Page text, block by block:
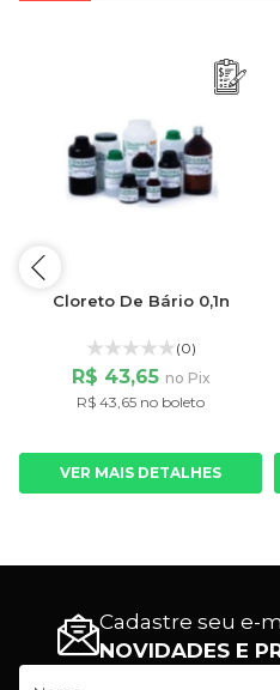
Cloreto De Bário 0,1n
(0)
R$ 43,65 no Pix
R$ 43,65 no boleto
VER MAIS DETALHES
Cadastre seu e-
NOVIDADES E